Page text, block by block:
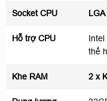
Socket CPU LGA
Hỗ trợ CPU
thế
Khe RAM 2 x